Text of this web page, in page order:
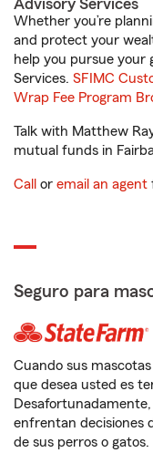
Advisory Services
Whether you’re
and protect your
help you pursue your
Services. SFIMC
Wrap Fee Program
Talk with Matthew
mutual funds in
Call or email an agent
Seguro para
Cuando sus
que desea usted es
enfrentan decisiones
de sus perros o